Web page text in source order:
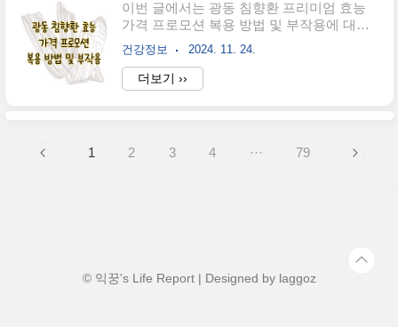
다면 즉시 재활을 해야 한다.무릎 연골의 역
할우리 몸의 무릎 연골은 자동차의 쇼크업
소버와 같은 역할을 하는데, 매일 수천 번의
충격을 흡수하고, 뼈와 뼈 사이의 마찰을 줄
여주는 구조물이라고 할 수 있다. 하지만 이
이번 글에서는 광동 침향환 프리미엄 효능
가격 프로모션 복용 방법 및 부작용에 대해
모두 알아보도록 하겠다. 최근 건강에 대한
관심이 높아지면서 '침향환'이라는 상품에
대해 궁금해하는 사람들도 급증하고 있
다. 이 제품이 어떤 특별함을 가지고 있는지,
고 한다.침향환의 역사침향환은 조선시대까
기 때문에 예로부터 진귀한 약재로 취급되
었다. 침향에 대한 효능을 정확히 알고싶다
건강정보 2024. 11. 24.
더보기 ››
1 2 3 4 ··· 79
© 익꿍's Life Report | Designed by laggoz